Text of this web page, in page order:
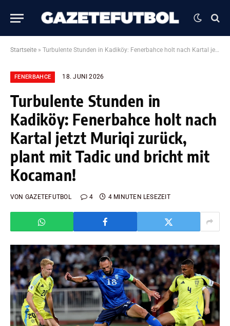
Startseite » Turbulente Stunden in Kadiköy: Fenerbahce holt nach Kartal jetzt Muriqi zurück, plant mit Tadic und bricht mit Kocaman!
FENERBAHCE 18. JUNI 2026
Turbulente Stunden in
Kadiköy: Fenerbahce holt nach
Kartal jetzt Muriqi zurück,
plant mit Tadic und bricht mit
Kocaman!
VON GAZETEFUTBOL 4 4 MINUTEN LESEZEIT